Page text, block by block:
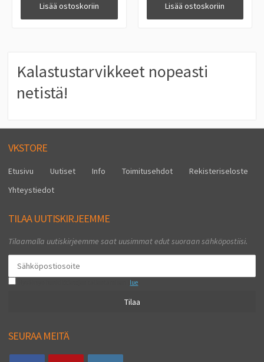
Lisää ostoskoriin Lisää ostoskoriin
Kalastustarvikkeet nopeasti
netistä!
VKSTORE
Etusivu Uutiset Info Toimitusehdot
Rekisteriseloste
Yhteystiedot
TILAA UUTISKIRJEEMME
Tilaamalla uutiskirjeemme saat uusimmat edut suoraan sähköpostiisi.
lue
Tilaa
SEURAA MEITÄ